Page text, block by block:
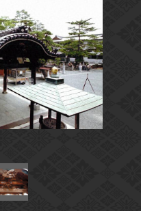
体資料・関連記事等
物館、美術館の皆さまへ
化庁よりご挨拶
月のみどころ
知らせ一覧
のサイトについて
連サイトリンク